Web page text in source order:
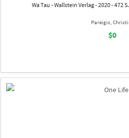
Wa Tau - Wallstein Verlag - 2020 - 472
Pareigis,
$0